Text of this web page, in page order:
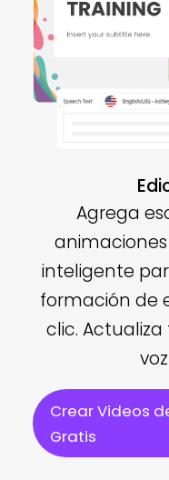
Agrega
inteligente
formación de
clic.
Crear Videos
Gratis